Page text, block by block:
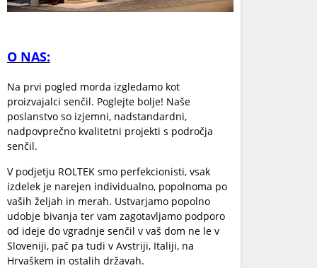
O NAS:
Na prvi pogled morda izgledamo kot
proizvajalci senčil. Poglejte bolje! Naše
poslanstvo so izjemni, nadstandardni,
nadpovprečno kvalitetni projekti s področja
senčil.
V podjetju ROLTEK smo perfekcionisti, vsak
izdelek je narejen individualno, popolnoma po
vaših željah in merah. Ustvarjamo popolno
udobje bivanja ter vam zagotavljamo podporo
od ideje do vgradnje senčil v vaš dom ne le v
Sloveniji, pač pa tudi v Avstriji, Italiji, na
Hrvaškem in ostalih državah.